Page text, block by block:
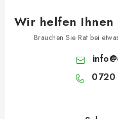
Wir helfen Ihnen
Brauchen Sie Rat bei
info@
0720